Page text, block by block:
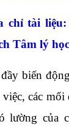
tài liệu:
Tâm lý học
biến
các mối
lường của